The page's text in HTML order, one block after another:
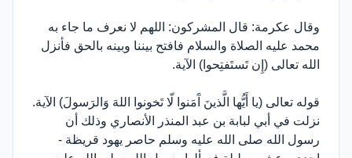
وقال عكرمة: قال المشركون: اللهم لا نعرف ما جاء به
محمد عليه الصلاة والسلام فافتح بيننا وبينه بالحق فأنزل
الله تعالى (إِن تَستَفتِحوا) الآية.
قوله تعالى (يا أَيُّها الَّذينَ آَمَنوا لّا تَخونوا اللهَ وَالرَسولَ) الآية.
نزلت في أبي لبابة بن عبد المنذر الأنصاري وذلك أن
رسول الله صلى الله عليه وسلم حاصر يهود قريظة -